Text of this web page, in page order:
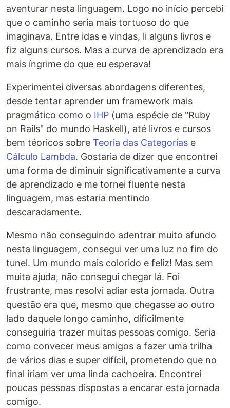
aventurar nesta linguagem. Logo no início percebi
que o caminho seria mais tortuoso do que
imaginava. Entre idas e vindas, li alguns livros e
fiz alguns cursos. Mas a curva de aprendizado era
mais íngrime do que eu esperava!
Experimentei diversas abordagens diferentes,
desde tentar aprender um framework mais
pragmático como o IHP (uma espécie de "Ruby
on Rails" do mundo Haskell), até livros e cursos
bem téoricos sobre Teoria das Categorias e
Cálculo Lambda. Gostaria de dizer que encontrei
uma forma de diminuir significativamente a curva
de aprendizado e me tornei fluente nesta
linguagem, mas estaria mentindo
descaradamente.
Mesmo não conseguindo adentrar muito afundo
nesta linguagem, consegui ver uma luz no fim do
tunel. Um mundo mais colorido e feliz! Mas sem
muita ajuda, não consegui chegar lá. Foi
frustrante, mas resolvi adiar esta jornada. Outra
questão era que, mesmo que chegasse ao outro
lado daquele longo caminho, dificilmente
conseguiria trazer muitas pessoas comigo. Seria
como convecer meus amigos a fazer uma trilha
de vários dias e super difícil, prometendo que no
final iriam ver uma linda cachoeira. Encontrei
poucas pessoas dispostas a encarar esta jornada
comigo.